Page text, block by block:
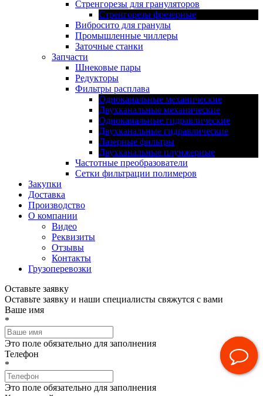
Стренгорезы для грануляторов
Стренгорезы фрезерные
Вибросито для гранулы
Промышленные чиллеры
Заточные станки
Запчасти
Шнековые пары
Редукторы
Фильтры расплава
Одноканальные механические
Двухканальные механические
Одноканальные гидравлические
Двухканальные гидравлические
Лазерные фильтры
Двухканальные плунжерные
Частотные преобразователи
Сетки фильтрации полимеров
Закупки
Доставка
Производство
О компании
Видео
Реквизиты
Отзывы
Контакты
Грузоперевозки
Оставьте заявку
Оставьте заявку и наши специалисты свяжутся с вами
Ваше имя
*
Это поле обязательно для заполнения
Телефон
*
Это поле обязательно для заполнения